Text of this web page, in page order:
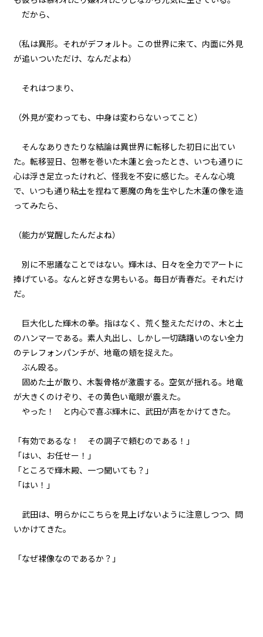
だから、
（私は異形。それがデフォルト。この世界に来て、内面に外見
が追いついただけ、なんだよね）
それはつまり、
（外見が変わっても、中身は変わらないってこと）
そんなありきたりな結論は異世界に転移した初日に出てい
た。転移翌日、包帯を巻いた木蓮と会ったとき、いつも通りに
心は浮き足立ったけれど、怪我を不安に感じた。そんな心境
で、いつも通り粘土を捏ねて悪魔の角を生やした木蓮の像を造
ってみたら、
（能力が覚醒したんだよね）
別に不思議なことではない。輝木は、日々を全力でアートに
捧げている。なんと好きな男もいる。毎日が青春だ。それだけ
だ。
巨大化した輝木の拳。指はなく、荒く整えただけの、木と土
のハンマーである。素人丸出し、しかし一切躊躇いのない全力
のテレフォンパンチが、地竜の頬を捉えた。
ぶん殴る。
固めた土が散り、木製骨格が激震する。空気が揺れる。地竜
が大きくのけぞり、その黄色い竜眼が震えた。
やった！ と内心で喜ぶ輝木に、武田が声をかけてきた。
「有効であるな！ その調子で頼むのである！」
「はい、お任せー！」
「ところで輝木殿、一つ聞いても？」
「はい！」
武田は、明らかにこちらを見上げないように注意しつつ、問
いかけてきた。
「なぜ裸像なのであるか？」